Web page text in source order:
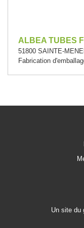
ALBEA TUBES
51800 SAINTE-
Fabrication
Un site du